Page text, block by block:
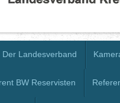
Der Landesverband
BW Reservisten